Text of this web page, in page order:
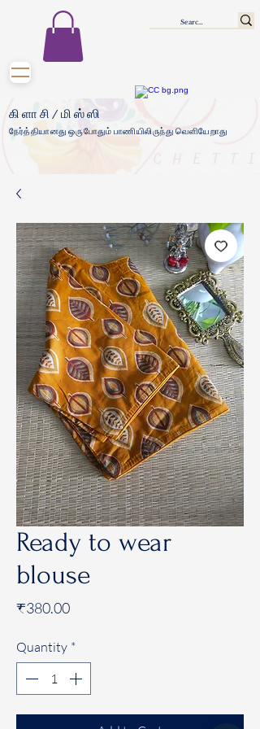
கிளாசி/மிஸ்ஸி
நேர்த்தியானது ஒருபோதும் பாணியிலிருந்து வெளியேறாது
Ready to wear
blouse
₹380.00Price
Quantity *